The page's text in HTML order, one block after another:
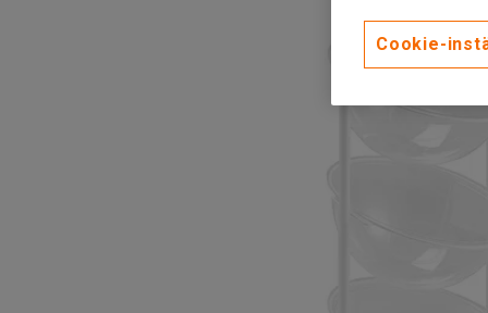
Cookie-